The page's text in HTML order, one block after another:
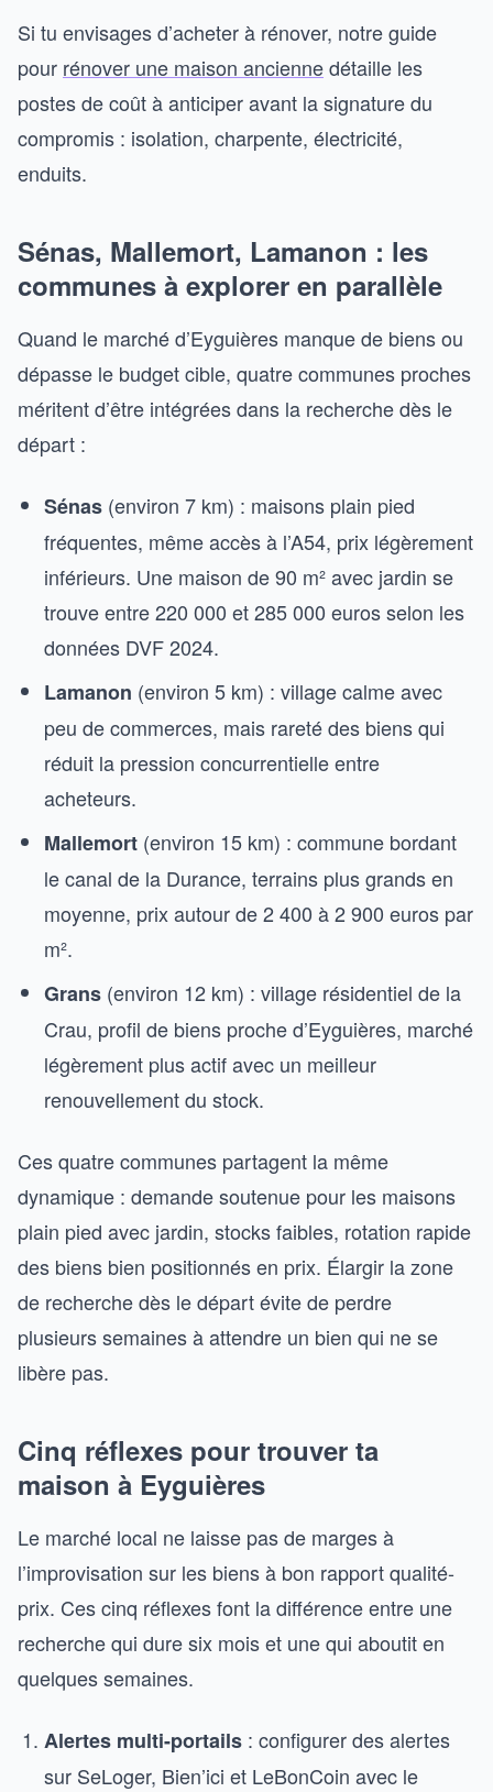
Si tu envisages d’acheter à rénover, notre guide
pour rénover une maison anciennedétaille les
postes de coût à anticiper avant la signature du
compromis : isolation, charpente, électricité,
enduits.
Sénas, Mallemort, Lamanon : les
communes à explorer en parallèle
Quand le marché d’Eyguières manque de biens ou
dépasse le budget cible, quatre communes proches
méritent d’être intégrées dans la recherche dès le
départ :
Sénas (environ 7 km) : maisons plain pied
fréquentes, même accès à l’A54, prix légèrement
inférieurs. Une maison de 90 m² avec jardin se
trouve entre 220 000 et 285 000 euros selon les
données DVF 2024.
Lamanon (environ 5 km) : village calme avec
peu de commerces, mais rareté des biens qui
réduit la pression concurrentielle entre
acheteurs.
Mallemort (environ 15 km) : commune bordant
le canal de la Durance, terrains plus grands en
moyenne, prix autour de 2 400 à 2 900 euros par
m².
Grans (environ 12 km) : village résidentiel de la
Crau, profil de biens proche d’Eyguières, marché
légèrement plus actif avec un meilleur
renouvellement du stock.
Ces quatre communes partagent la même
dynamique : demande soutenue pour les maisons
plain pied avec jardin, stocks faibles, rotation rapide
des biens bien positionnés en prix. Élargir la zone
de recherche dès le départ évite de perdre
plusieurs semaines à attendre un bien qui ne se
libère pas.
Cinq réflexes pour trouver ta
maison à Eyguières
Le marché local ne laisse pas de marges à
l’improvisation sur les biens à bon rapport qualité-
prix. Ces cinq réflexes font la différence entre une
recherche qui dure six mois et une qui aboutit en
quelques semaines.
Alertes multi-portails : configurer des alertes
sur SeLoger, Bien’ici et LeBonCoin avec le